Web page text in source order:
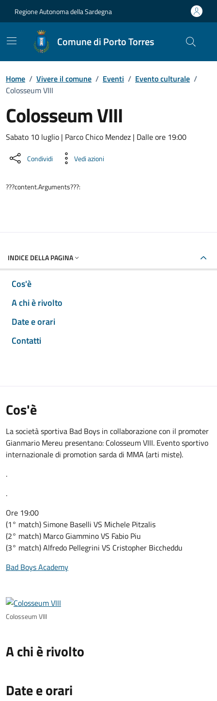
Regione Autonoma della Sardegna
Comune di Porto Torres
Home / Vivere il comune / Eventi / Evento culturale /
Colosseum VIII
Colosseum VIII
Dettaglio dell'evento
Sabato 10 luglio | Parco Chico Mendez | Dalle ore 19:00
Condividi Vedi azioni
???content.Arguments???:
INDICE DELLA PAGINA
Cos'è
A chi è rivolto
Date e orari
Contatti
Cos'è
La società sportiva Bad Boys in collaborazione con il promoter
Gianmario Mereu presentano: Colosseum VIII. Evento sportivo
internazionale di promotion sarda di MMA (arti miste).
.
.
Ore 19:00
(1° match) Simone Baselli VS Michele Pitzalis
(2° match) Marco Giammino VS Fabio Piu
(3° match) Alfredo Pellegrini VS Cristopher Biccheddu
Bad Boys Academy
Colosseum VIII
A chi è rivolto
Date e orari